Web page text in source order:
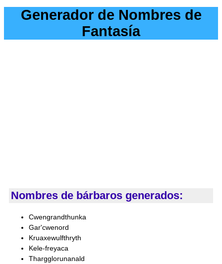
Generador de Nombres de
Fantasía
Nombres de bárbaros generados:
Cwengrandthunka
Gar'cwenord
Kruaxewulfthryth
Kele-freyaca
Thargglorunanald